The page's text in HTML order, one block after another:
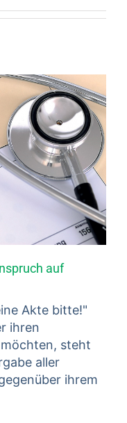
auf
Akte bitte!"
ihren
steht
aller
ihrem